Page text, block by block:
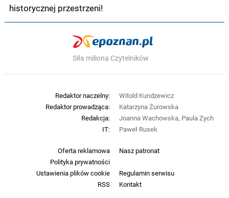
historycznej przestrzeni!
Siła miliona Czytelników
Oferta reklamowa
Nasz patronat
Polityka prywatności
Ustawienia plików cookie
Regulamin serwisu
RSS
Kontakt
Redaktor naczelny:
Witold Kundzewicz
Redaktor prowadząca:
Katarzyna Żurowska
Redakcja:
Joanna Wachowska, Paula Zych
IT:
Paweł Rusek